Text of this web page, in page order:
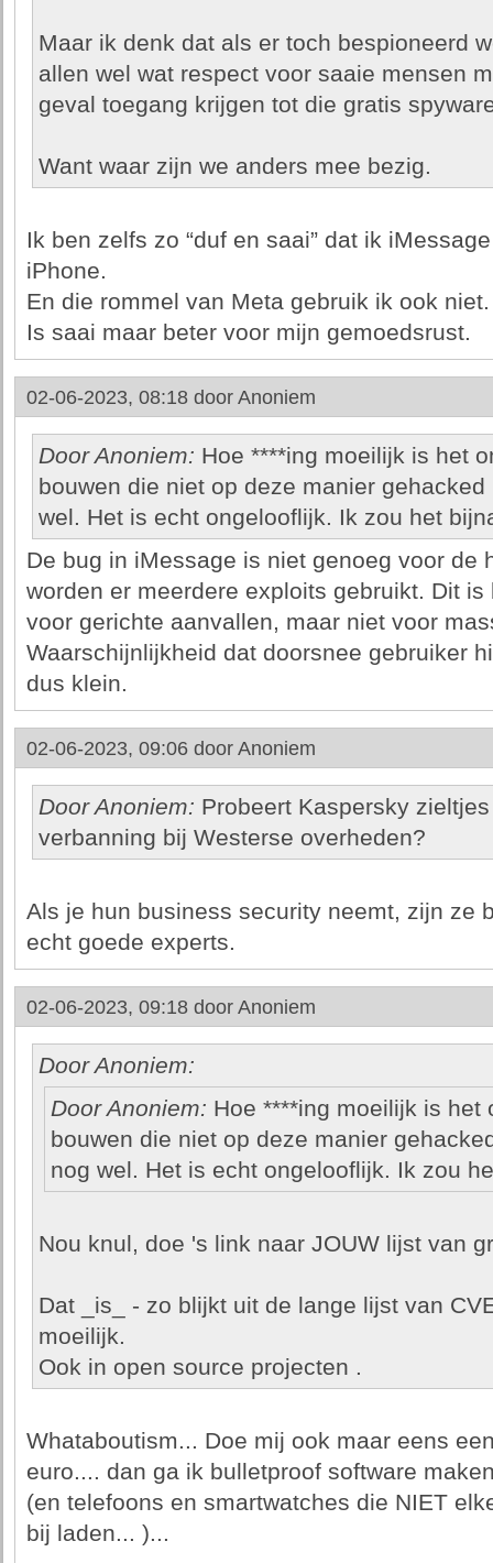
Maar ik denk dat als er toch bespioneerd
allen wel wat respect voor saaie mensen
geval toegang krijgen tot die gratis
Want waar zijn we anders mee bezig.
Ik ben zelfs zo “duf en saai” dat ik
iPhone.
En die rommel van Meta gebruik ik ook niet.
Is saai maar beter voor mijn gemoedsrust.
02-06-2023, 08:18 door Anoniem
Door Anoniem: Hoe ****ing moeilijk is het
bouwen die niet op deze manier
wel. Het is echt ongelooflijk. Ik zou het
De bug in iMessage is niet genoeg voor de
worden er meerdere exploits gebruikt. Dit
voor gerichte aanvallen, maar niet voor
Waarschijnlijkheid dat doorsnee gebruiker
dus klein.
02-06-2023, 09:06 door Anoniem
Door Anoniem: Probeert Kaspersky
verbanning bij Westerse overheden?
Als je hun business security neemt, zijn ze
echt goede experts.
02-06-2023, 09:18 door Anoniem
Door Anoniem:
Door Anoniem: Hoe ****ing moeilijk is het
bouwen die niet op deze manier
nog wel. Het is echt ongelooflijk. Ik zou
Nou knul, doe 's link naar JOUW lijst van
Dat _is_ - zo blijkt uit de lange lijst van
moeilijk.
Ook in open source projecten .
Whataboutism... Doe mij ook maar eens
euro.... dan ga ik bulletproof software
(en telefoons en smartwatches die NIET
bij laden... )...